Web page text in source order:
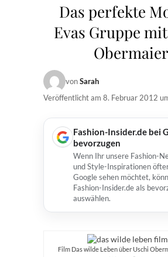
Das perfekte
Evas Gruppe
Obermaier
vonSarah
Veröffentlicht am 8. Februar 2012
Fashion-Insider.de bei
bevorzugen
Wenn Ihr unsere Fashion-
und Style-Inspirationen
Google sehen möchtet,
Fashion-Insider.de als
auswählen.
Film Das wilde Leben über Uschi